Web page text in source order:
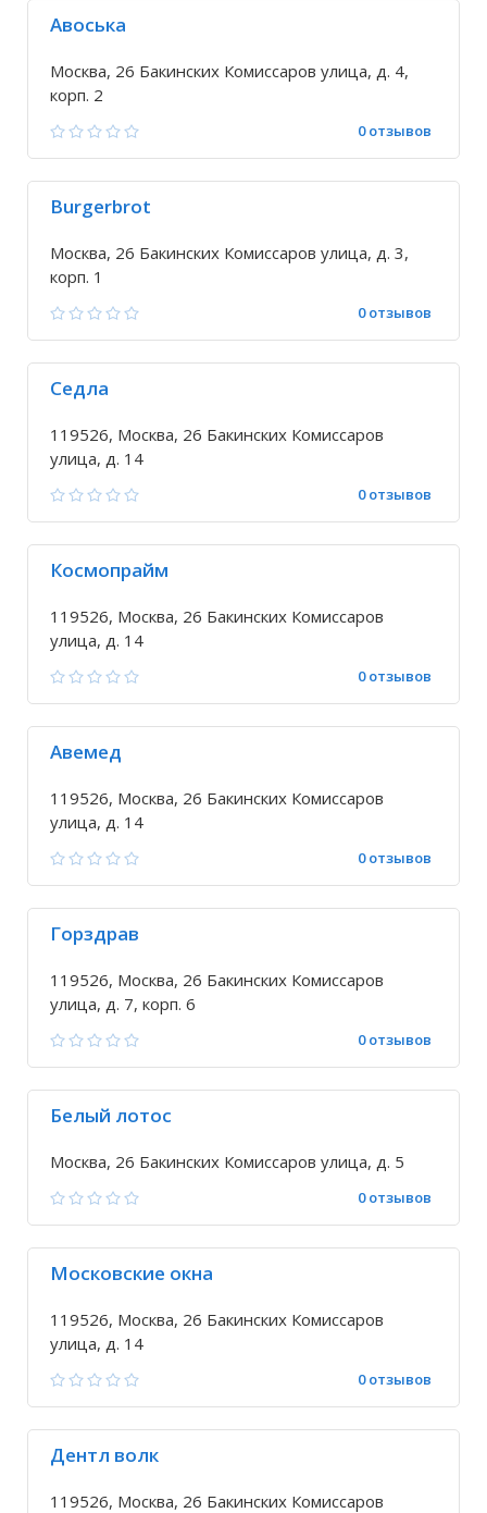
Авоська
Москва, 26 Бакинских Комиссаров улица, д. 4,
корп. 2
0 отзывов
Burgerbrot
Москва, 26 Бакинских Комиссаров улица, д. 3,
корп. 1
0 отзывов
Седла
119526, Москва, 26 Бакинских Комиссаров
улица, д. 14
0 отзывов
Космопрайм
119526, Москва, 26 Бакинских Комиссаров
улица, д. 14
0 отзывов
Авемед
119526, Москва, 26 Бакинских Комиссаров
улица, д. 14
0 отзывов
Горздрав
119526, Москва, 26 Бакинских Комиссаров
улица, д. 7, корп. 6
0 отзывов
Белый лотос
Москва, 26 Бакинских Комиссаров улица, д. 5
0 отзывов
Московские окна
119526, Москва, 26 Бакинских Комиссаров
улица, д. 14
0 отзывов
Дентл волк
119526, Москва, 26 Бакинских Комиссаров